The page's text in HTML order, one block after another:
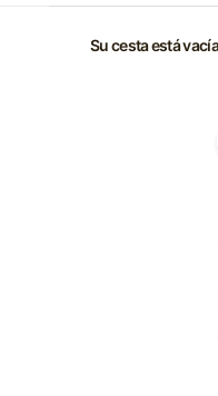
Su cesta está vacía